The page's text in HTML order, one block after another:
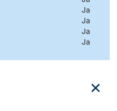
Ja
Ja
Ja
Ja